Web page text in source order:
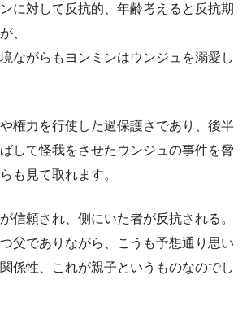
に対して反抗的、年齢考えると反抗期
、
ながらもヨンミンはウンジュを溺愛し
権力を行使した過保護さであり、後半
して怪我をさせたウンジュの事件を脅
も見て取れます。
信頼され、側にいた者が反抗される。
父でありながら、こうも予想通り思い
係性、これが親子というものなのでし